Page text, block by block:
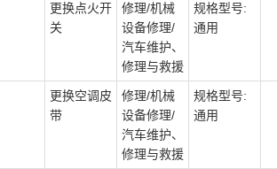
更换点火开
关
修理/机械
设备修理/
汽车维护、
修理与救援
规格型号:
通用
更换空调皮
带
修理/机械
设备修理/
汽车维护、
修理与救援
规格型号:
通用